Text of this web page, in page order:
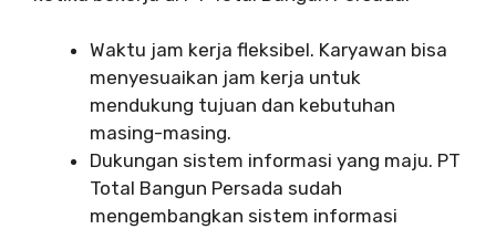
Waktu jam kerja fleksibel. Karyawan bisa
menyesuaikan jam kerja untuk
mendukung tujuan dan kebutuhan
masing-masing.
Dukungan sistem informasi yang maju. PT
Total Bangun Persada sudah
mengembangkan sistem informasi